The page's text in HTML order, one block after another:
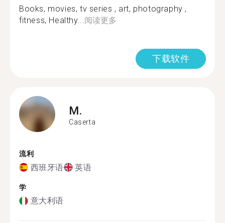
Books, movies, tv series , art, photography ,
fitness, Healthy...阅读更多
下载软件
M.
Caserta
流利
西班牙语 英语
学
意大利语